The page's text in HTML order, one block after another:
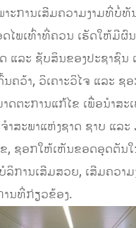
າະການເສີມຄວາມງາມທີ່ບໍ່
ໄພເທົ່າທີ່ຄວນ ເຮັດໃຫ້ມີຜົ
ແລະ ຊັບສິນຂອງປະຊາຊົນ
ນຄວ້າ, ວິເຄາະວິໄຈ ແລະ ຊ
າດຕະການແກ້ໄຂ ເພື່ອນໍາສະ
ຳສະພາແຫ່ງຊາດ ຊາບ ແລ
, ຊອກໃຫ້ເຫັນຂອດອຸດຕັນ
ລິການເສີມສວຍ, ເສີມຄວາມ
ນທີ່ກ່ຽວຂ້ອງ.